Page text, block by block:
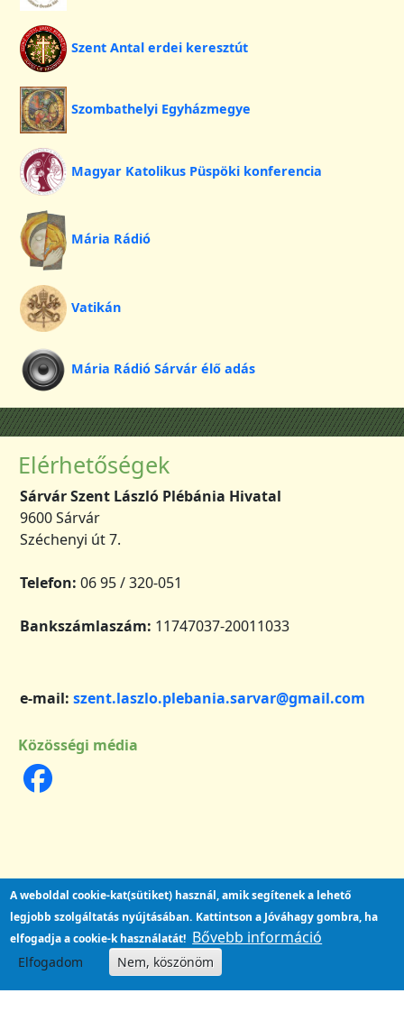
Szent Antal erdei keresztút
Szombathelyi Egyházmegye
Magyar Katolikus Püspöki konferencia
Mária Rádió
Vatikán
Mária Rádió Sárvár élő adás
Elérhetőségek
Sárvár Szent László Plébánia Hivatal
9600 Sárvár
Széchenyi út 7.
Telefon: 06 95 / 320-051
Bankszámlaszám: 11747037-20011033
e-mail: szent.laszlo.plebania.sarvar@gmail.com
Közösségi média
A weboldal cookie-kat(sütiket) használ, amik segítenek a lehető
legjobb szolgáltatás nyújtásában. Kattintson a Jóváhagy gombra, ha
elfogadja a cookie-k használatát! Bővebb információ
Elfogadom Nem, köszönöm